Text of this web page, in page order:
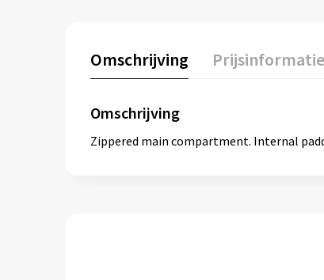
Omschrijving Prijsinformatie
Omschrijving
Zippered main compartment. Internal